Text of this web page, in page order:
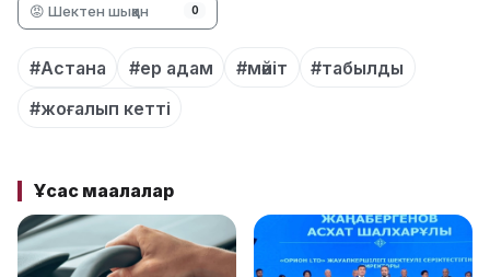
😡 Шектен шыққан 0
#Астана #ер адам #мәйіт
#табылды
#жоғалып кетті
Ұқсас мақалалар